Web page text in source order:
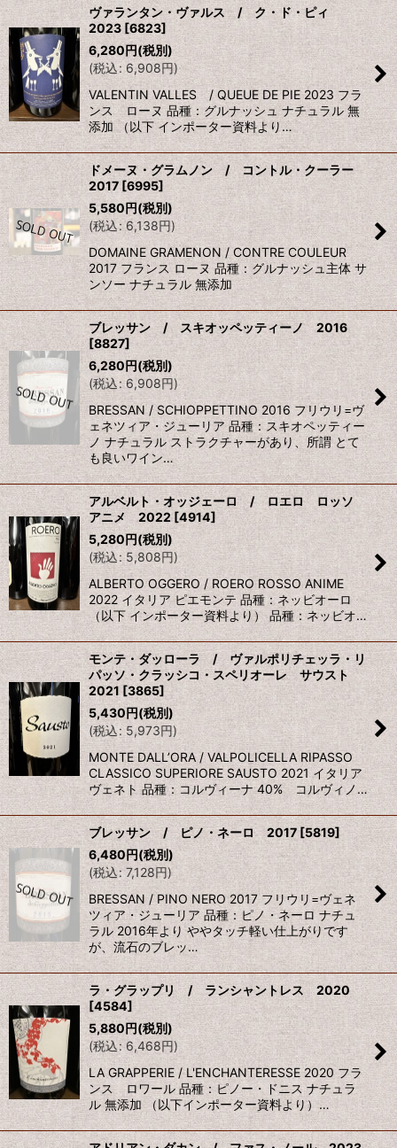
ヴァランタン・ヴァルス / ク・ド・ピィ
2023 [6823]
6,280円(税別)
(税込: 6,908円)
VALENTIN VALLES / QUEUE DE PIE 2023 フラ
ンス ローヌ 品種：グルナッシュ ナチュラル 無
添加 （以下 インポーター資料より…
ドメーヌ・グラムノン / コントル・クーラー
2017 [6995]
5,580円(税別)
(税込: 6,138円)
DOMAINE GRAMENON / CONTRE COULEUR
2017 フランス ローヌ 品種：グルナッシュ主体 サ
ンソー ナチュラル 無添加
ブレッサン / スキオッペッティーノ 2016
[8827]
6,280円(税別)
(税込: 6,908円)
BRESSAN / SCHIOPPETTINO 2016 フリウリ=ヴ
ェネツィア・ジューリア 品種：スキオペッティー
ノ ナチュラル ストラクチャーがあり、所謂 とて
も良いワイン…
アルベルト・オッジェーロ / ロエロ ロッソ
アニメ 2022 [4914]
5,280円(税別)
(税込: 5,808円)
ALBERTO OGGERO / ROERO ROSSO ANIME
2022 イタリア ピエモンテ 品種：ネッビオーロ
（以下 インポーター資料より） 品種：ネッビオ…
モンテ・ダッローラ / ヴァルポリチェッラ・リ
パッソ・クラッシコ・スペリオーレ サウスト
2021 [3865]
5,430円(税別)
(税込: 5,973円)
MONTE DALL’ORA / VALPOLICELLA RIPASSO
CLASSICO SUPERIORE SAUSTO 2021 イタリア
ヴェネト 品種：コルヴィーナ 40% コルヴィノ…
ブレッサン / ピノ・ネーロ 2017[5819]
6,480円(税別)
(税込: 7,128円)
BRESSAN / PINO NERO 2017 フリウリ=ヴェネ
ツィア・ジューリア 品種：ピノ・ネーロ ナチュ
ラル 2016年より ややタッチ軽い仕上がりです
が、流石のブレッ…
ラ・グラップリ / ランシャントレス 2020
[4584]
5,880円(税別)
(税込: 6,468円)
LA GRAPPERIE / L'ENCHANTERESSE 2020 フラ
ンス ロワール 品種：ピノー・ドニス ナチュラ
ル 無添加 （以下インポーター資料より）…